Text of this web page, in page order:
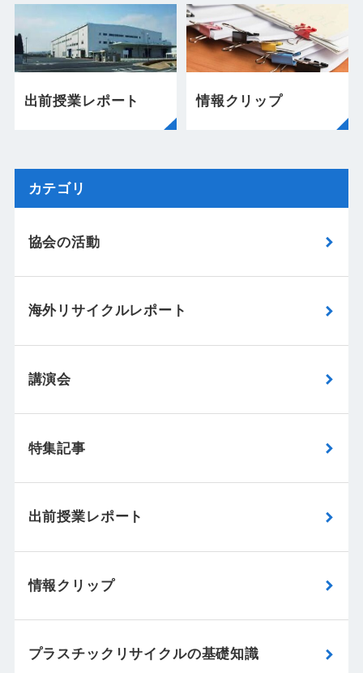
出前授業レポート 情報クリップ
カテゴリ
協会の活動
海外リサイクルレポート
講演会
特集記事
出前授業レポート
情報クリップ
プラスチックリサイクルの基礎知識